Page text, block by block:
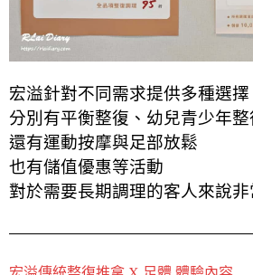
宏溢針對不同需求提供多種選擇
分別有平衡整復、幼兒青少年整
還有運動按摩與足部放鬆
也有儲值優惠等活動
對於需要長期調理的客人來說非